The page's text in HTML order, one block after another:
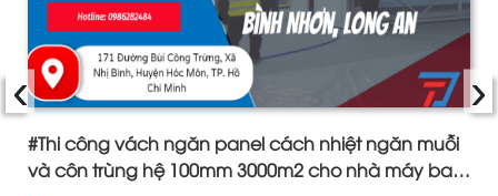
#Thi công vách ngăn panel cách nhiệt ngăn muỗi
và côn trùng hệ 100mm 3000m2 cho nhà máy bao
‹ ›